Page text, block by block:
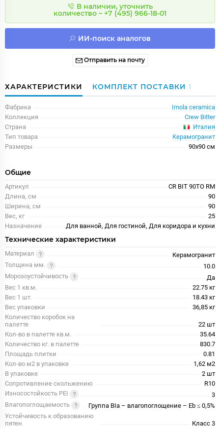
В наличии, уточнить
количество – +7 (495) 966-18-01
ИИ-поиск аналогов
Отправить на почту
ХАРАКТЕРИСТИКИ КОМПЛЕКТ ПОСТАВКИ 1
Фабрика
Imola ceramica
Коллекция
Crew Bitter
Страна
Италия
Тип товара
Керамогранит
Размеры
90x90 см
Общие
Артикул
CR BIT 90TO RM
Длина, см
90
Ширина, см
90
Вес, кг
25
Назначение
Для ванной, Для гостиной, Для коридора и кухни
Технические характеристики
Материал
Керамогранит
Толщина мм.
10.0
Морозоустойчивость
Да
Вес 1 кв.м.
22.75 кг
Вес 1 шт.
18.43 кг
Вес упаковки
36,85 кг
Количество коробок на
палетте
22 шт
Кол-во в палетте кв.м.
35.64
Количество кг. в палетте
830.7
Площадь плитки
0.81
Кол-во м2 в упаковке
1,62 м2
В упаковке
2 шт
Сопротивление скольжению
R10
Износостойкость PEI
3
Влагопоглощаемость
Группа BIa – влагопоглощение – Eb ≤ 0,5%
Устойчивость к образованию
пятен
Класс 3